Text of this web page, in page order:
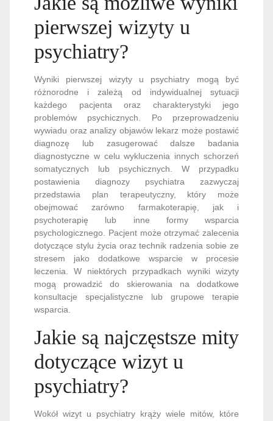
pierwszej wizyty u
psychiatry?
Wyniki pierwszej wizyty u psychiatry mogą być
różnorodne i zależą od indywidualnej sytuacji
każdego pacjenta oraz charakterystyki jego
problemów psychicznych. Po przeprowadzeniu
wywiadu oraz analizy objawów lekarz może postawić
diagnozę lub zasugerować dalsze badania
diagnostyczne w celu wykluczenia innych schorzeń
somatycznych lub psychicznych. W przypadku
postawienia diagnozy psychiatra zazwyczaj
przedstawia plan terapeutyczny, który może
obejmować zarówno farmakoterapię, jak i
psychoterapię lub inne formy wsparcia
psychologicznego. Pacjent może otrzymać zalecenia
dotyczące stylu życia oraz technik radzenia sobie ze
stresem jako dodatkowe wsparcie w procesie
leczenia. W niektórych przypadkach wyniki wizyty
mogą prowadzić do skierowania na dodatkowe
konsultacje specjalistyczne lub grupowe terapie
wsparcia.
Jakie są najczęstsze mity
dotyczące wizyt u
psychiatry?
Wokół wizyt u psychiatry krąży wiele mitów, które